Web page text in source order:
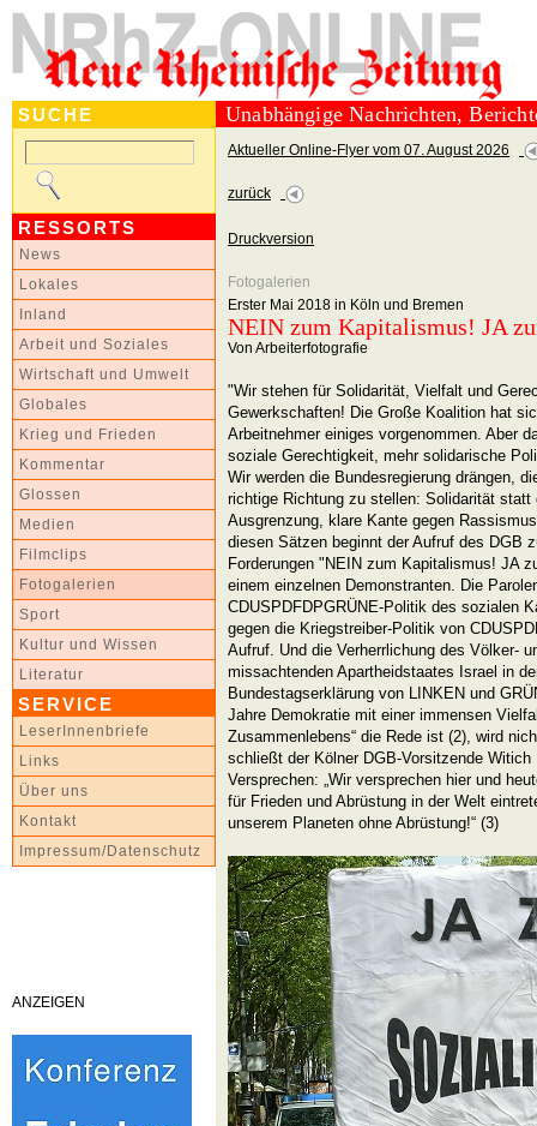
SUCHE
RESSORTS
News
Lokales
Inland
Arbeit und Soziales
Wirtschaft und Umwelt
Globales
Krieg und Frieden
Kommentar
Glossen
Medien
Filmclips
Fotogalerien
Sport
Kultur und Wissen
Literatur
SERVICE
LeserInnenbriefe
Links
Über uns
Kontakt
Impressum/Datenschutz
ANZEIGEN
Unabhängige Nachrichten,
Aktueller Online-Flyer vom 07. August 2026
zurück
Druckversion
Fotogalerien
Erster Mai 2018 in Köln und Bremen
NEIN zum Kapitalismus! JA
Von Arbeiterfotografie
"Wir stehen für Solidarität, Vielfalt und
Gewerkschaften! Die Große Koalition hat
Arbeitnehmer einiges vorgenommen. Aber
soziale Gerechtigkeit, mehr solidarische
Wir werden die Bundesregierung drängen,
richtige Richtung zu stellen: Solidarität
Ausgrenzung, klare Kante gegen
diesen Sätzen beginnt der Aufruf des DGB
Forderungen "NEIN zum Kapitalismus! JA
einem einzelnen Demonstranten. Die
CDUSPDFDPGRÜNE-Politik des sozialen
gegen die Kriegstreiber-Politik von
Aufruf. Und die Verherrlichung des Völker-
missachtenden Apartheidstaates Israel in
Bundestagserklärung von LINKEN und
Jahre Demokratie mit einer immensen
Zusammenlebens“ die Rede ist (2), wird
schließt der Kölner DGB-Vorsitzende
Versprechen: „Wir versprechen hier und
für Frieden und Abrüstung in der Welt
unserem Planeten ohne Abrüstung!“ (3)